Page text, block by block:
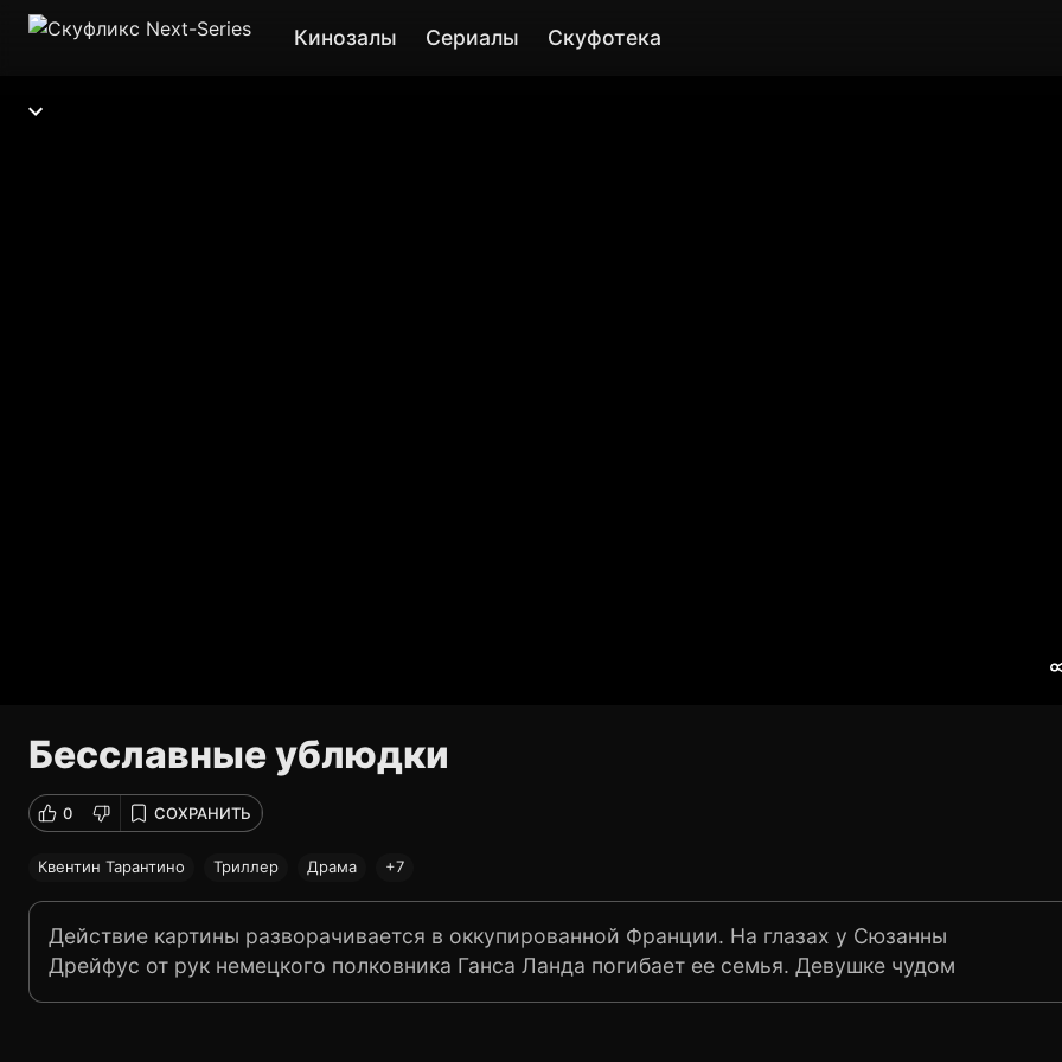
Кинозалы Сериалы Скуфотека
Бесславные ублюдки
0 СОХРАНИТЬ
Квентин Тарантино Триллер Драма +7
Действие картины разворачивается в оккупированной Франции. На глазах у Сюзанны
Дрейфус от рук немецкого полковника Ганса Ланда погибает ее семья. Девушке чудом